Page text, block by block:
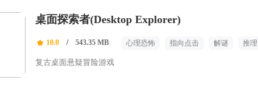
桌面探索者(Desktop Explorer)
10.0 / 543.35 MB 心理恐怖 指向点击 解谜 推理
复古桌面悬疑冒险游戏